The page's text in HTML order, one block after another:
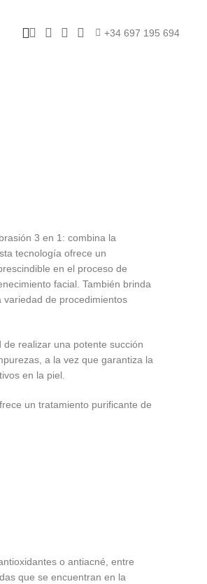
+34 697 195 694
3 en 1: combina la
tecnología ofrece un
en el proceso de
facial. También brinda
de procedimientos
realizar una potente succión
a la vez que garantiza la
en la piel.
un tratamiento purificante de
o antiacné, entre
que se encuentran en la